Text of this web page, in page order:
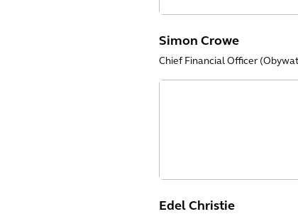
Simon Crowe
Chief Financial Officer
Edel Christie